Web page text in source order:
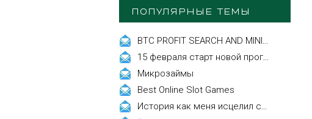
ПОПУЛЯРНЫЕ ТЕМЫ
Микрозаймы
Best Online Slot Games